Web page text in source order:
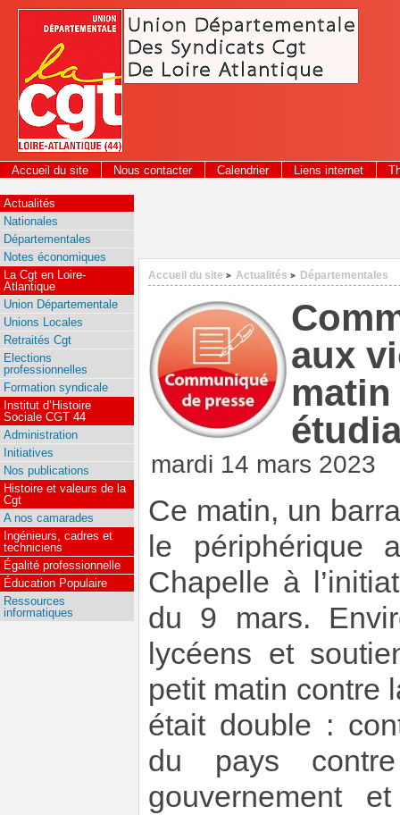
Panneau de gestion des cookies
Accueil du site Nous contacter Calendrier Liens internet
2026
Accueil du site > Actualités > Départementales
aux
mardi 14 mars 2023
Ce matin, un
le
Chapelle à
du 9 mars.
lycéens et
petit matin contre
était double :
du pays
gouvernement
Actualités
Nationales
Départementales
Notes économiques
La Cgt en Loire-
Atlantique
Union Départementale
Unions Locales
Retraités Cgt
Elections
professionnelles
Formation syndicale
Institut d’Histoire
Sociale CGT 44
Administration
Initiatives
Nos publications
Histoire et valeurs de la
Cgt
A nos camarades
Ingénieurs, cadres et
techniciens
Égalité professionnelle
Éducation Populaire
Ressources
informatiques